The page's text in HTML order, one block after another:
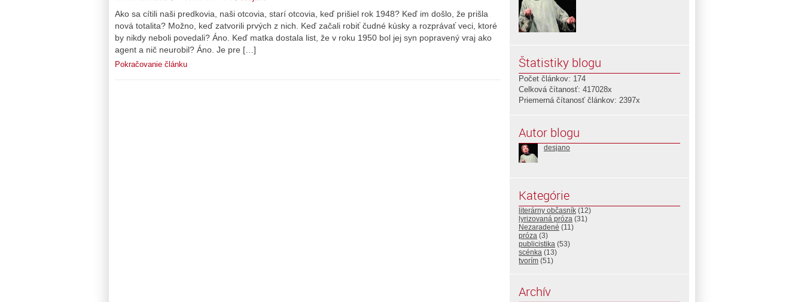
Ako sa cítili naši predkovia, naši otcovia, starí otcovia, keď prišiel rok 1948? Keď im došlo, že prišla
nová totalita? Možno, keď zatvorili prvých z nich. Keď začali robiť čudné kúsky a rozprávať veci, ktoré
by nikdy neboli povedali? Áno. Keď matka dostala list, že v roku 1950 bol jej syn popravený vraj ako
agent a nič neurobil? Áno. Je pre […]
Pokračovanie článku Štatistiky blogu
Počet článkov: 174
Celková čítanosť: 417028x
Priemerná čítanosť článkov: 2397x
Autor blogu
desjano
Kategórie
literárny občasník (12)
lyrizovaná próza (31)
Nezaradené (11)
próza (3)
publicistika (53)
scénka (13)
tvorím (51)
Archív